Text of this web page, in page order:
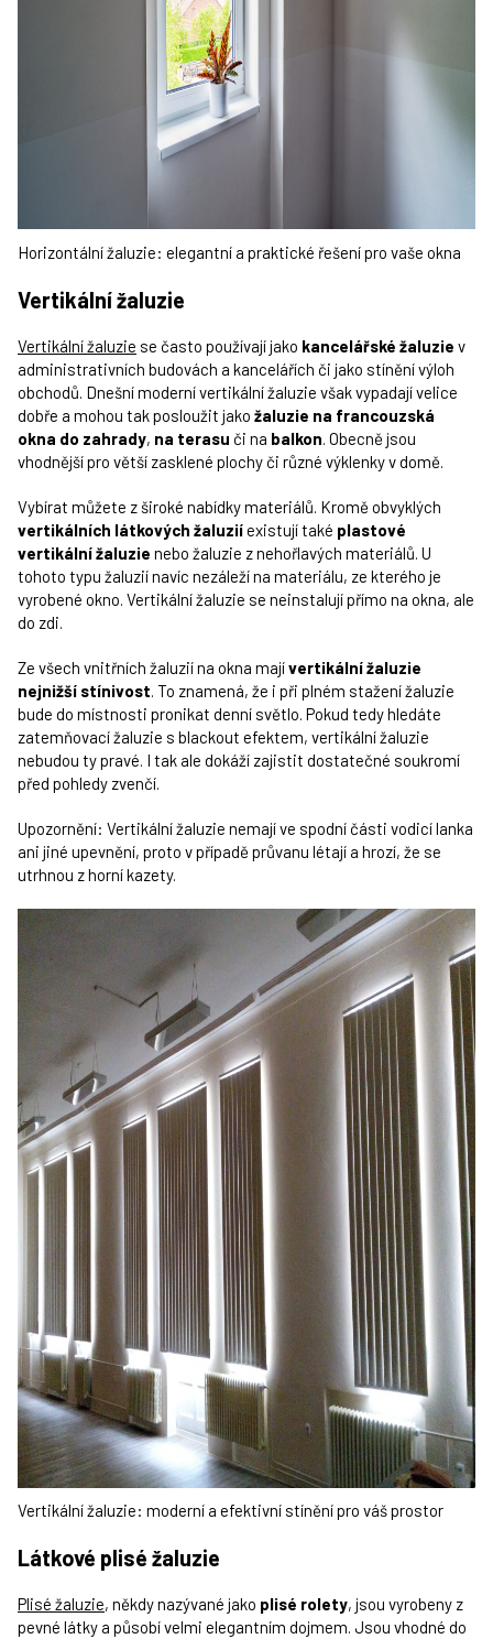
Horizontální žaluzie: elegantní a praktické řešení pro vaše okna
Vertikální žaluzie
Vertikální žaluzie se často používají jako kancelářské žaluzie v
administrativních budovách a kancelářích či jako stínění výloh
obchodů. Dnešní moderní vertikální žaluzie však vypadají velice
dobře a mohou tak posloužit jako žaluzie na francouzská
okna do zahrady, na terasu či na balkon. Obecně jsou
vhodnější pro větší zasklené plochy či různé výklenky v domě.
Vybírat můžete z široké nabídky materiálů. Kromě obvyklých
vertikálních látkových žaluziíexistují také plastové
vertikální žaluzie nebo žaluzie z nehořlavých materiálů. U
tohoto typu žaluzií navíc nezáleží na materiálu, ze kterého je
vyrobené okno. Vertikální žaluzie se neinstalují přímo na okna, ale
do zdi.
Ze všech vnitřních žaluzií na okna majívertikální žaluzie
nejnižší stínivost. To znamená, že i při plném stažení žaluzie
bude do místnosti pronikat denní světlo. Pokud tedy hledáte
zatemňovací žaluzie s blackout efektem, vertikální žaluzie
nebudou ty pravé. I tak ale dokáží zajistit dostatečné soukromí
před pohledy zvenčí.
Upozornění: Vertikální žaluzie nemají ve spodní části vodicí lanka
ani jiné upevnění, proto v případě průvanu létají a hrozí, že se
utrhnou z horní kazety.
Vertikální žaluzie: moderní a efektivní stínění pro váš prostor
Látkové plisé žaluzie
Plisé žaluzie, někdy nazývané jako plisé rolety, jsou vyrobeny z
pevné látky a působí velmi elegantním dojmem. Jsou vhodné do